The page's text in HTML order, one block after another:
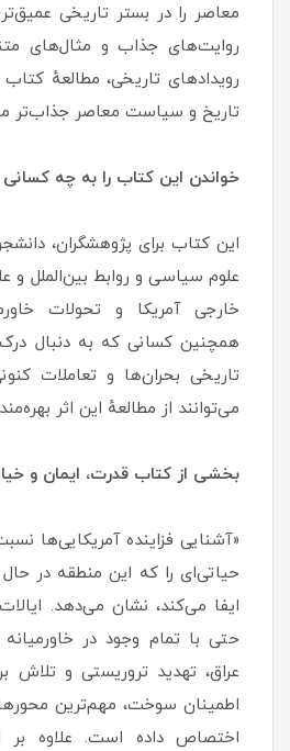
معاصر را در بستر تاریخی
روایت‌های جذاب و مثال‌های
رویدادهای تاریخی، مطالعهٔ کتاب
تاریخ و سیاست معاصر جذاب‌تر
خواندن این کتاب را به چه
این کتاب برای پژوهشگران،
علوم سیاسی و روابط بین‌الملل و
خارجی آمریکا و تحولات
همچنین کسانی که به دنبال
تاریخی بحران‌ها و تعاملات
می‌توانند از مطالعهٔ این اثر
بخشی از کتاب قدرت، ایمان و
«آشنایی فزاینده آمریکایی‌ها
حیاتی‌ای را که این منطقه در
ایفا می‌کند، نشان می‌دهد.
حتی با تمام وجود در
عراق، تهدید تروریستی و تلاش
اطمینان سوخت، مهم‌ترین
اختصاص داده است. علاوه بر